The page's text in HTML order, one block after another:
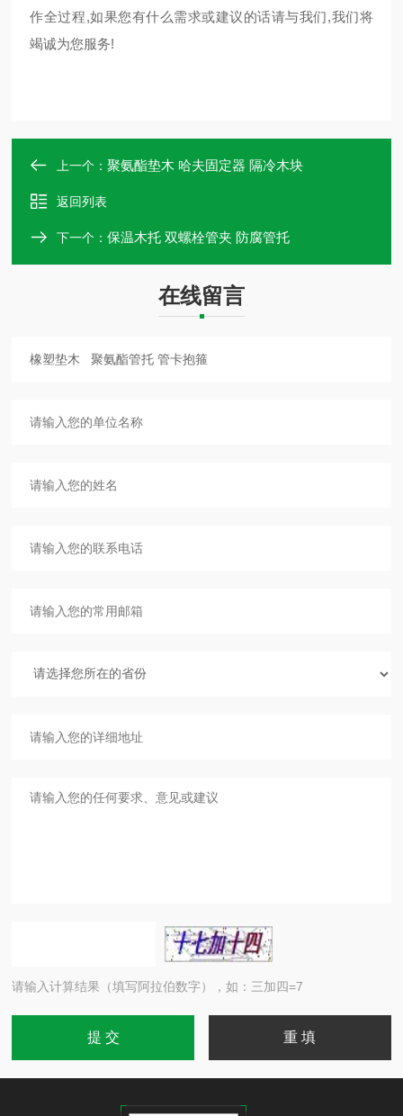
作全过程,如果您有什么需求或建议的话请与我们,我们将
竭诚为您服务!
上一个：聚氨酯垫木 哈夫固定器 隔冷木块
返回列表
下一个：保温木托 双螺栓管夹 防腐管托
在线留言
请输入计算结果（填写阿拉伯数字），如：三加四=7